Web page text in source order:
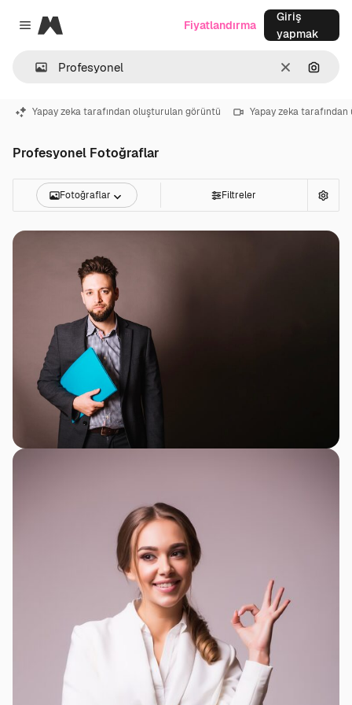
Close menu
Magnific
Temizlemek
Fiyatlandırma
Giriş
yapmak
Yapay zeka tarafından oluşturulan görüntü Yapay zeka
Profesyonel Fotoğraflar
Fotoğraflar Filtreler